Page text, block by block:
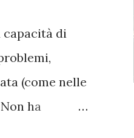
capacità di
(come nelle
ha